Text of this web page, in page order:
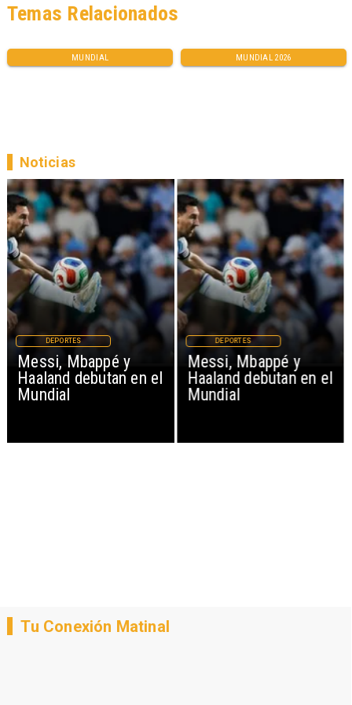
MUNDIAL MUNDIAL 2026
Temas Relacionados
Messi, Mbappé y
Haaland debutan en el
Mundial
DEPORTES
Messi, Mbappé y
Haaland debutan en el
Mundial
DEPORTES
Noticias
Tu Conexión Matinal